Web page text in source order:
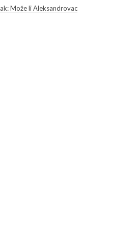
Može li Aleksandrovac